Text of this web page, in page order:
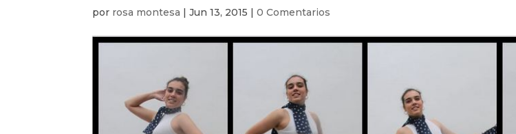
por rosa montesa |Jun 13, 2015 |0 Comentarios